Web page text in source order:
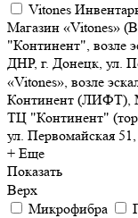
Vitones
Магазин «Vitones»
"Континент", возле
ДНР, г. Донецк, ул.
«Vitones», возле
Континент (ЛИФТ),
ТЦ "Континент"
ул. Первомайская
+ Еще
Показать
Верх
Микрофибра